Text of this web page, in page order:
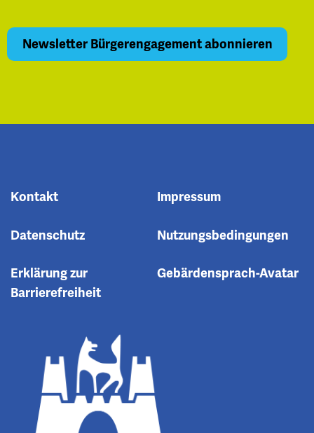
Kontakt Impressum
Datenschutz Nutzungsbedingungen
Erklärung zur
Barrierefreiheit
Gebärdensprach-Avatar